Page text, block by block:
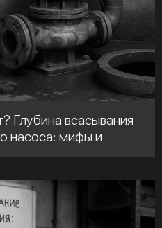
Глубина всасывания
насоса: мифы и